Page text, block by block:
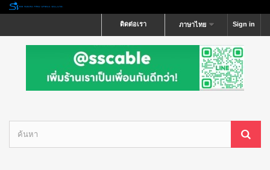
Sign in
ภาษาไทย
ติดต่อเรา